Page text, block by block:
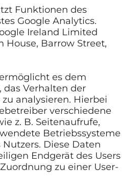
Funktionen des
Google Analytics.
Ireland Limited
House, Barrow Street,
es dem
Verhalten der
analysieren. Hierbei
verschiedene
z. B. Seitenaufrufe,
Betriebssysteme
Diese Daten
Endgerät des Users
zu einer User-